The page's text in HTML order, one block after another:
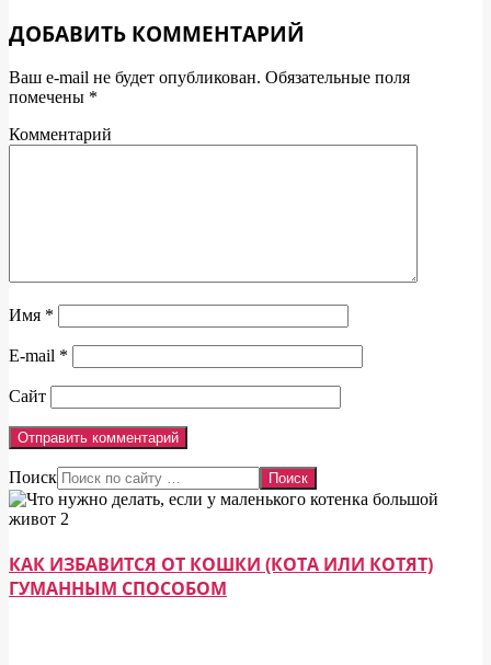
ДОБАВИТЬ КОММЕНТАРИЙ
Ваш e-mail не будет опубликован. Обязательные поля
помечены *
Комментарий
Имя *
E-mail *
Сайт
Поиск
КАК ИЗБАВИТСЯ ОТ КОШКИ (КОТА ИЛИ КОТЯТ)
ГУМАННЫМ СПОСОБОМ